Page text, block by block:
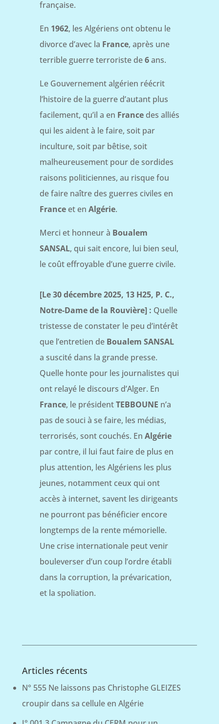
française.
En 1962, les Algériens ont obtenu le
divorce d’avec la France, après une
terrible guerre terroriste de6ans.
Le Gouvernement algérien réécrit
l’histoire de la guerre d’autant plus
facilement, qu’il a en Francedes alliés
qui les aident à le faire, soit par
inculture, soit par bêtise, soit
malheureusement pour de sordides
raisons politiciennes, au risque fou
de faire naître des guerres civiles en
Franceet en Algérie.
Merci et honneur à Boualem
SANSAL, qui sait encore, lui bien seul,
le coût effroyable d’une guerre civile.
[Le 30 décembre 2025, 13 H25, P. C.,
Notre-Dame de la Rouvière] : Quelle
tristesse de constater le peu d’intérêt
que l’entretien de Boualem SANSAL
a suscité dans la grande presse.
Quelle honte pour les journalistes qui
ont relayé le discours d’Alger. En
France, le présidentTEBBOUNE n’a
pas de souci à se faire, les médias,
terrorisés, sont couchés. En Algérie
par contre, il lui faut faire de plus en
plus attention, les Algériens les plus
jeunes, notamment ceux qui ont
accès à internet, savent les dirigeants
ne pourront pas bénéficier encore
longtemps de la rente mémorielle.
Une crise internationale peut venir
bouleverser d’un coup l’ordre établi
dans la corruption, la prévarication,
et la spoliation.
Articles récents
N° 555 Ne laissons pas Christophe GLEIZES
croupir dans sa cellule en Algérie